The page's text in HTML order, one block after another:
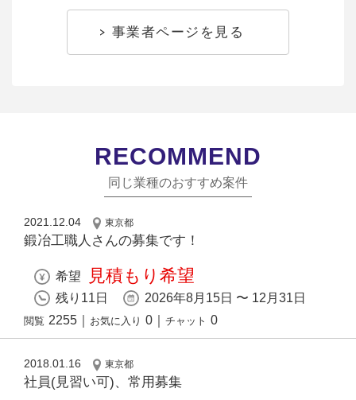
事業者ページを見る
RECOMMEND
同じ業種のおすすめ案件
2021.12.04 東京都
鍛冶工職人さんの募集です！
希望 見積もり希望
残り11日 2026年8月15日 〜 12月31日
閲覧 2255 お気に入り 0 チャット 0
2018.01.16 東京都
社員(見習い可)、常用募集